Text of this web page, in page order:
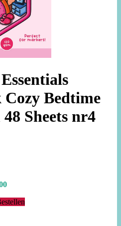
Bedtime
Sheets nr4